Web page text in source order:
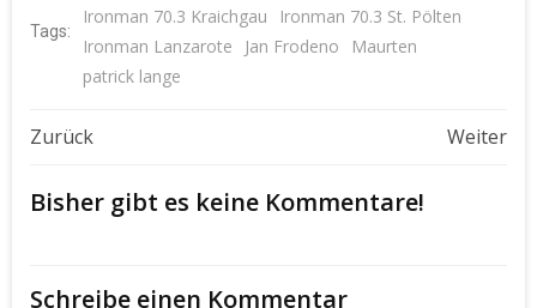
Tags:
Ironman 70.3 Kraichgau
Ironman 70.3 St. Pölten
Ironman Lanzarote
Jan Frodeno
Maurten
patrick lange
Beitragsnavigation
Zurück Weiter
Bisher gibt es keine Kommentare!
Schreibe einen Kommentar